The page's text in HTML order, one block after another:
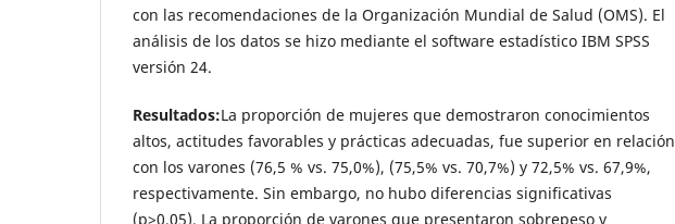
con las recomendaciones de la Organización Mundial de Salud (OMS). El
análisis de los datos se hizo mediante el software estadístico IBM SPSS
versión 24.
Resultados:La proporción de mujeres que demostraron conocimientos
altos, actitudes favorables y prácticas adecuadas, fue superior en relación
con los varones (76,5 % vs. 75,0%), (75,5% vs. 70,7%) y 72,5% vs. 67,9%,
respectivamente. Sin embargo, no hubo diferencias significativas
(p>0,05). La proporción de varones que presentaron sobrepeso y